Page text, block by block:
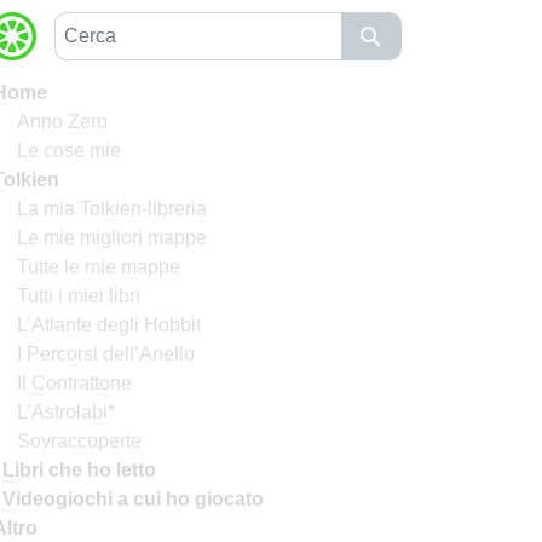
ome
Anno Zero
Le cose mie
olkien
La mia Tol kien-libreria
Le mie migliori mappe
Tutte le mie mappe
Tutti i miei libri
L’Atlante degli Hobbit
I Percorsi dell’Anello
Contrattone
L’Astrola bi*
Sovraccoperte
Libri che ho letto
Videogiochi a cui ho giocato